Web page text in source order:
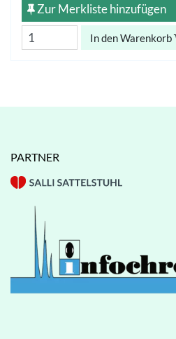
Zur Merkliste hinzufügen
In den Warenkorb
PARTNER